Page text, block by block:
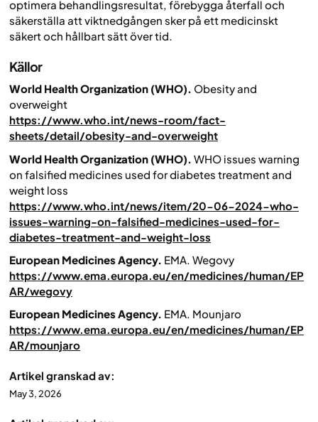
optimera behandlingsresultat, förebygga återfall och
säkerställa att viktnedgången sker på ett medicinskt
säkert och hållbart sätt över tid.
Källor
World Health Organization (WHO). Obesity and
overweight
https://www.who.int/news-room/fact-
sheets/detail/obesity-and-overweight
World Health Organization (WHO). WHO issues warning
on falsified medicines used for diabetes treatment and
weight loss
https://www.who.int/news/item/20-06-2024-who-
issues-warning-on-falsified-medicines-used-for-
diabetes-treatment-and-weight-loss
European Medicines Agency. EMA. Wegovy
https://www.ema.europa.eu/en/medicines/human/EP
AR/wegovy
European Medicines Agency. EMA. Mounjaro
https://www.ema.europa.eu/en/medicines/human/EP
AR/mounjaro
Artikel granskad av:
May 3, 2026